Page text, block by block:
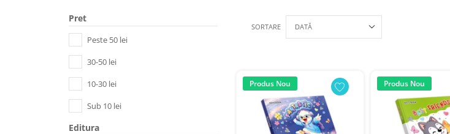
Pret
Peste 50 lei
30-50 lei
10-30 lei
Sub 10 lei
Editura
SORTARE
Produs Nou Produs Nou